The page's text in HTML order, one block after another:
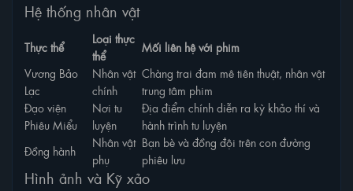
Hệ thống nhân vật
Thực thể
Loại thực
thể
Mối liên hệ với phim
Vương Bảo
Lạc
Nhân vật
chính
Chàng trai đam mê tiên thuật, nhân vật
trung tâm phim
Đạo viện
Phiêu Miểu
Nơi tu
luyện
Địa điểm chính diễn ra kỳ khảo thí và
hành trình tu luyện
Đồng hành
Nhân vật
phụ
Bạn bè và đồng đội trên con đường
phiêu lưu
Hình ảnh và Kỹ xảo